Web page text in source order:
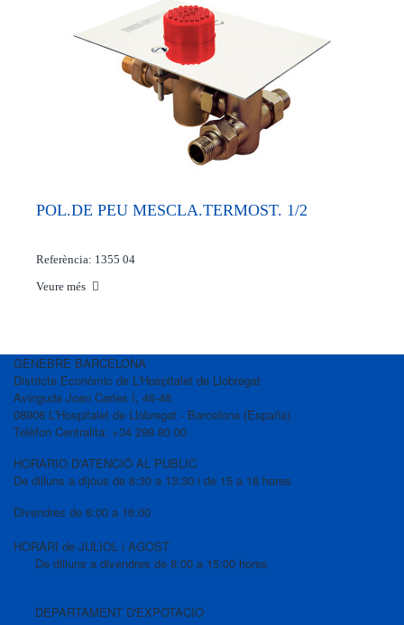
POL.DE PEU MESCLA.TERMOST. 1/2
Referència: 1355 04
Veure més
GENEBRE BARCELONA
Districte Econòmic de L'Hospitalet de Llobregat
Avinguda Joan Carles I, 46-48
08908 L'Hospitalet de Llobregat - Barcelona (España)
Telèfon Centralita: +34 298 80 00
HORARIO D'ATENCIÓ AL PUBLIC
De dilluns a dijous de 8:30 a 13:30 i de 15 a 18 hores
Divendres de 8:00 a 16:00
HORARI de JULIOL i AGOST
De dilluns a divendres de 8:00 a 15:00 hores
DEPARTAMENT D'EXPOTACIO